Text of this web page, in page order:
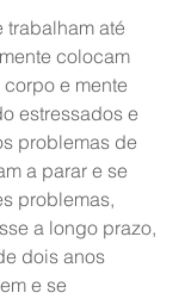
trabalham até
colocam
e mente
estressados e
problemas de
a parar e se
problemas,
a longo prazo,
dois anos
e se